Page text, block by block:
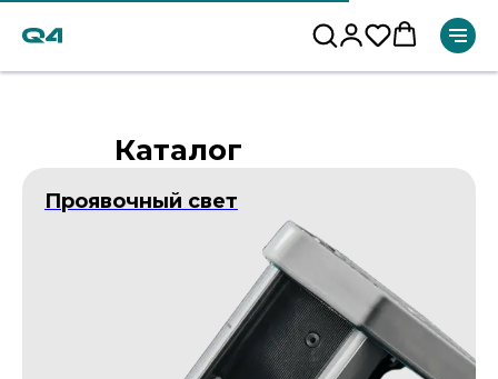
Каталог
Проявочный свет